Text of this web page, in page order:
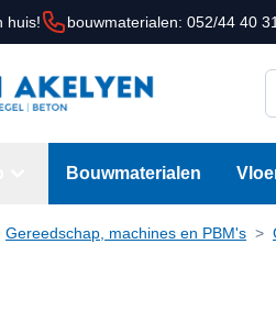
huis! bouwmaterialen: 052/44 40 31
Bouwmaterialen
Gereedschap, machines en PBM's >